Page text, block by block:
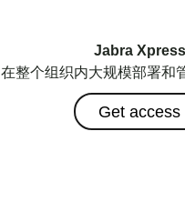
Jabra Xpress
在整个组织内大规模部署和
Get access